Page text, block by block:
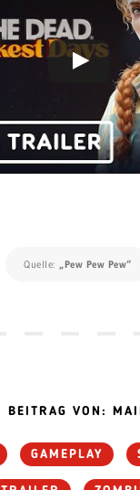
Quelle: „Pew Pew Pew“
BEITRAG VON:
GAMEPLAY